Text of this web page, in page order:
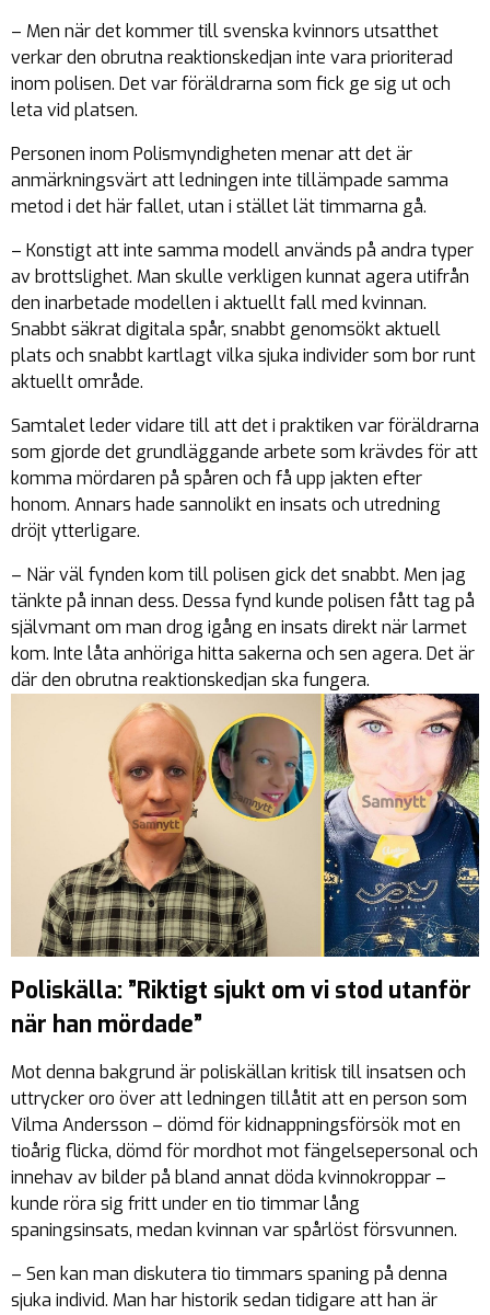
– Men när det kommer till svenska kvinnors utsatthet
verkar den obrutna reaktionskedjan inte vara prioriterad
inom polisen. Det var föräldrarna som fick ge sig ut och
leta vid platsen.
Personen inom Polismyndigheten menar att det är
anmärkningsvärt att ledningen inte tillämpade samma
metod i det här fallet, utan i stället lät timmarna gå.
– Konstigt att inte samma modell används på andra typer
av brottslighet. Man skulle verkligen kunnat agera utifrån
den inarbetade modellen i aktuellt fall med kvinnan.
Snabbt säkrat digitala spår, snabbt genomsökt aktuell
plats och snabbt kartlagt vilka sjuka individer som bor runt
aktuellt område.
Samtalet leder vidare till att det i praktiken var föräldrarna
som gjorde det grundläggande arbete som krävdes för att
komma mördaren på spåren och få upp jakten efter
honom. Annars hade sannolikt en insats och utredning
dröjt ytterligare.
– När väl fynden kom till polisen gick det snabbt. Men jag
tänkte på innan dess. Dessa fynd kunde polisen fått tag på
självmant om man drog igång en insats direkt när larmet
kom. Inte låta anhöriga hitta sakerna och sen agera. Det är
där den obrutna reaktionskedjan ska fungera.
Poliskälla: ”Riktigt sjukt om vi stod utanför
när han mördade”
Mot denna bakgrund är poliskällan kritisk till insatsen och
uttrycker oro över att ledningen tillåtit att en person som
Vilma Andersson – dömd för kidnappningsförsök mot en
tioårig flicka, dömd för mordhot mot fängelsepersonal och
innehav av bilder på bland annat döda kvinnokroppar –
kunde röra sig fritt under en tio timmar lång
spaningsinsats, medan kvinnan var spårlöst försvunnen.
– Sen kan man diskutera tio timmars spaning på denna
sjuka individ. Man har historik sedan tidigare att han är